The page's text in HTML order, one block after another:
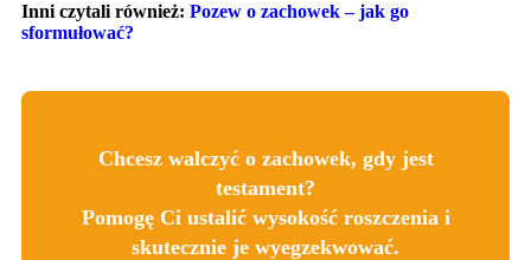
Inni czytali również: Pozew o zachowek – jak go
sformułować?
Chcesz walczyć o zachowek, gdy jest
testament?
Pomogę Ci ustalić wysokość roszczenia i
skutecznie je wyegzekwować.